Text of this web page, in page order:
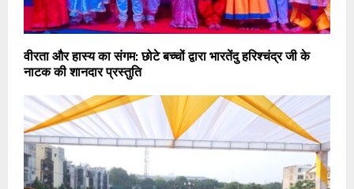
वीरता और हास्य का संगम: छोटे बच्चों द्वारा भारतेंदु हरिश्चंद्र जी के
नाटक की शानदार प्रस्तुति